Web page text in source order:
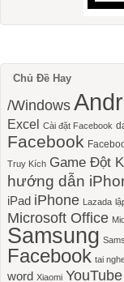
Chủ Đề Hay
/Windows
Excel Cài đặt Facebook
Facebook
Truy Kích Game Đột
hướng dẫn
iPad iPhone Lazada
Microsoft Office
Samsung
Facebook tai
word Xiaomi YouTube